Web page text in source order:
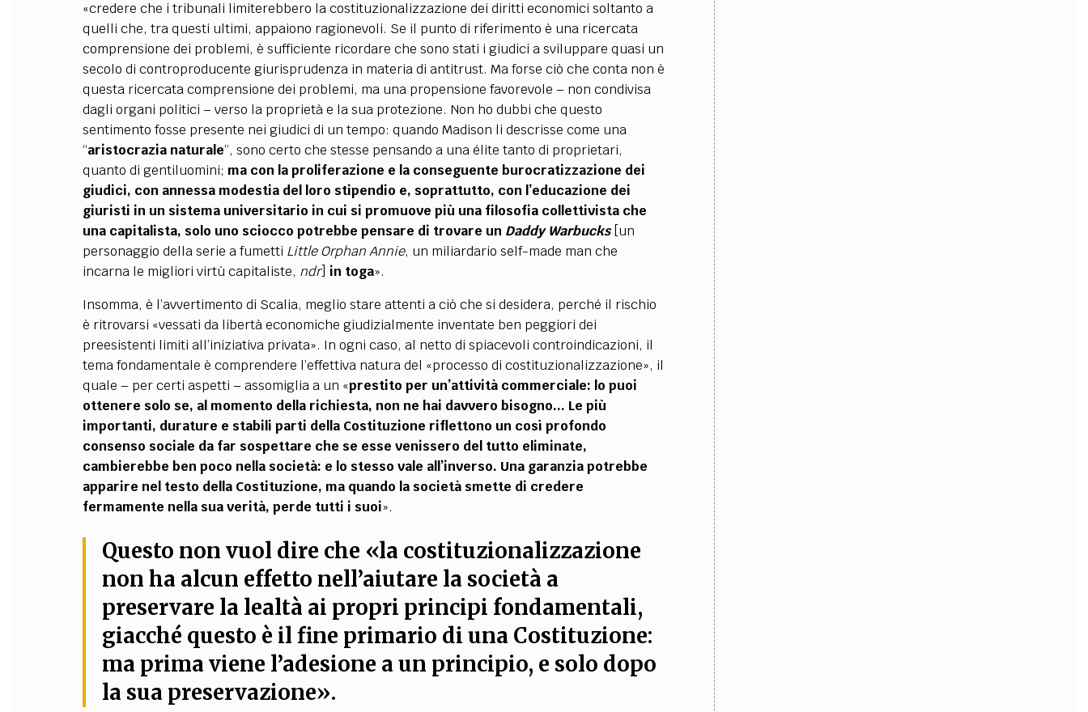
«credere che i tribunali limiterebbero la costituzionalizzazione dei diritti economici soltanto a
quelli che, tra questi ultimi, appaiono ragionevoli. Se il punto di riferimento è una ricercata
comprensione dei problemi, è sufficiente ricordare che sono stati i giudici a sviluppare quasi un
secolo di controproducente giurisprudenza in materia di antitrust. Ma forse ciò che conta non è
questa ricercata comprensione dei problemi, ma una propensione favorevole – non condivisa
dagli organi politici – verso la proprietà e la sua protezione. Non ho dubbi che questo
sentimento fosse presente nei giudici di un tempo: quando Madison li descrisse come una
“aristocrazia naturale”, sono certo che stesse pensando a una élite tanto di proprietari,
quanto di gentiluomini; ma con la proliferazione e la conseguente burocratizzazione dei
giudici, con annessa modestia del loro stipendio e, soprattutto, con l’educazione dei
giuristi in un sistema universitario in cui si promuove più una filosofia collettivista che
una capitalista, solo uno sciocco potrebbe pensare di trovare un Daddy Warbucks [un
personaggio della serie a fumetti Little Orphan Annie, un miliardario self-made man che
incarna le migliori virtù capitaliste, ndr] in toga».
Insomma, è l’avvertimento di Scalia, meglio stare attenti a ciò che si desidera, perché il rischio
è ritrovarsi «vessati da libertà economiche giudizialmente inventate ben peggiori dei
preesistenti limiti all’iniziativa privata». In ogni caso, al netto di spiacevoli controindicazioni, il
tema fondamentale è comprendere l’effettiva natura del «processo di costituzionalizzazione», il
quale – per certi aspetti – assomiglia a un «prestito per un’attività commerciale: lo puoi
ottenere solo se, al momento della richiesta, non ne hai davvero bisogno... Le più
importanti, durature e stabili parti della Costituzione riflettono un così profondo
consenso sociale da far sospettare che se esse venissero del tutto eliminate,
cambierebbe ben poco nella società: e lo stesso vale all’inverso. Una garanzia potrebbe
apparire nel testo della Costituzione, ma quando la società smette di credere
fermamente nella sua verità, perde tutti i suoi».
Questo non vuol dire che «la costituzionalizzazione
non ha alcun effetto nell’aiutare la società a
preservare la lealtà ai propri principi fondamentali,
giacché questo è il fine primario di una Costituzione:
ma prima viene l’adesione a un principio, e solo dopo
la sua preservazione».